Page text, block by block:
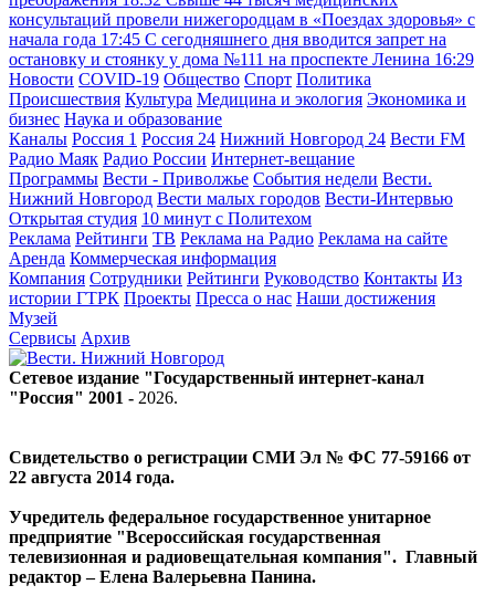
консультаций провели нижегородцам в «Поездах здоровья» с
начала года 17:45 С сегодняшнего дня вводится запрет на
остановку и стоянку у дома №111 на проспекте Ленина 16:29
Новости COVID-19 Общество Спорт Политика
Происшествия Культура Медицина и экология Экономика и
бизнес Наука и образование
Каналы Россия 1 Россия 24 Нижний Новгород 24 Вести FM
Радио Маяк Радио России Интернет-вещание
Программы Вести - Приволжье События недели Вести.
Нижний Новгород Вести малых городов Вести-Интервью
Открытая студия 10 минут с Политехом
Реклама Рейтинги ТВ Реклама на Радио Реклама на сайте
Аренда Коммерческая информация
Компания Сотрудники Рейтинги Руководство Контакты Из
истории ГТРК Проекты Пресса о нас Наши достижения
Музей
Сервисы Архив
Сетевое издание "Государственный интернет-канал
"Россия" 2001 - 2026.
Свидетельство о регистрации СМИ Эл № ФС 77-59166 от
22 августа 2014 года.
Учредитель федеральное государственное унитарное
предприятие "Всероссийская государственная
телевизионная и радиовещательная компания". Главный
редактор – Елена Валерьевна Панина.